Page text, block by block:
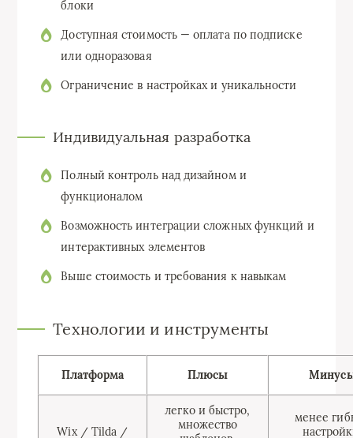
блоки
Доступная стоимость — оплата по подписке
или одноразовая
Ограничение в настройках и уникальности
Индивидуальная разработка
Полный контроль над дизайном и
функционалом
Возможность интеграции сложных функций и
интерактивных элементов
Выше стоимость и требования к навыкам
Технологии и инструменты
Платформа Плюсы
Wix / Tilda /
легко и быстро,
множество
менее